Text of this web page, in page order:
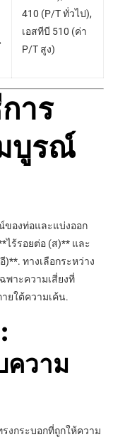
410 (P/T ทั่วไป),
เอสทีบี 510 (ค่า
P/T สูง)
าร
บูรณ์
องท่อและแบ่งออก
ไร้รอยต่อ (ส)** และ
ทางเลือกระหว่าง
พาะความเสี่ยงที่
ยใต้ความเค้น.
ความ
งกระบอกที่ถูกให้ความ